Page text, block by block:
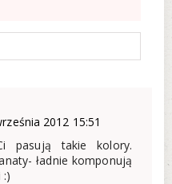
2012 15:51
pasują takie kolory.
ładnie komponują